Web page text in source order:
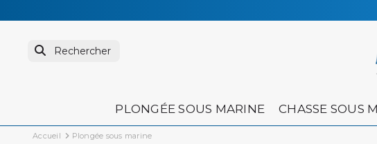
PLONGÉE SOUS MARINE CHASSE SOUS
Accueil Plongée sous marine